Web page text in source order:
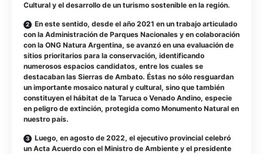
Cultural y el desarrollo de un turismo sostenible en la región.
En este sentido, desde el año 2021 en un trabajo articulado
con la Administración de Parques Nacionales y en colaboración
con la ONG Natura Argentina, se avanzó en una evaluación de
sitios prioritarios para la conservación, identificando
numerosos espacios candidatos, entre los cuales se
destacaban las Sierras de Ambato. Éstas no sólo resguardan
un importante mosaico natural y cultural, sino que también
constituyen el hábitat de la Taruca o Venado Andino, especie
en peligro de extinción, protegida como Monumento Natural en
nuestro país.
Luego, en agosto de 2022, el ejecutivo provincial celebró
un Acta Acuerdo con el Ministro de Ambiente y el presidente